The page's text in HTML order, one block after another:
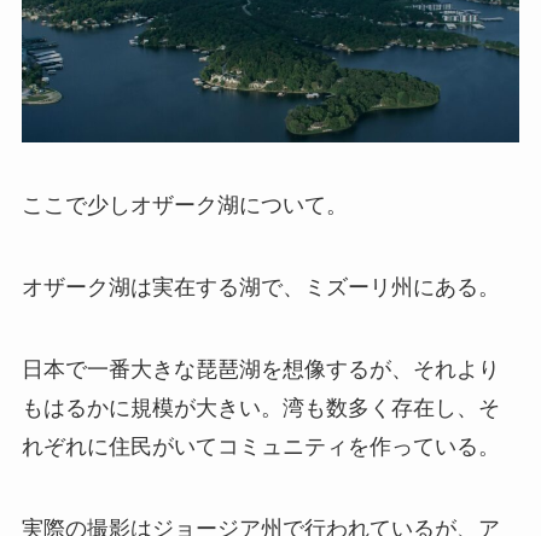
ここで少しオザーク湖について。
オザーク湖は実在する湖で、ミズーリ州にある。
日本で一番大きな琵琶湖を想像するが、それより
もはるかに規模が大きい。湾も数多く存在し、そ
れぞれに住民がいてコミュニティを作っている。
実際の撮影はジョージア州で行われているが、ア